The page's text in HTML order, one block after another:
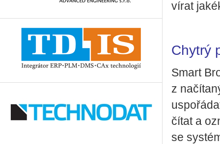
ví­rat
Chytrý
Smart
z
čí­tat a
se